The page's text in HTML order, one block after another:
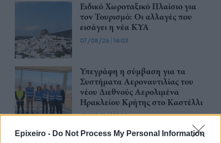
Epixeiro - Do Not Process My Personal Information
Ειδικό Χωροταξικό Πλαίσιο για
τον Τουρισμό: Οι αλλαγές που
εισάγει η νέα ΚΥΑ
07/08/26 | 16:03
Υπεγράφη η σύμβαση για τα
Συστήματα Αεροναυτιλίας του
νέου Διεθνούς Αερολιμένα
Ηρακλείου Κρήτης στο Καστέλλι
07/08/26|15:16
Δημόσιο: Άκυρες από 1η